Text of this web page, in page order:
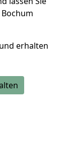
und erhalten